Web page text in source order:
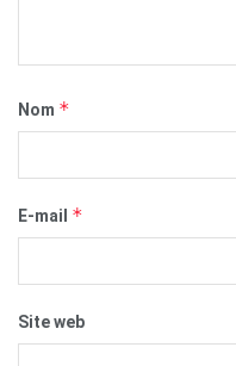
Nom *
E-mail *
Site web